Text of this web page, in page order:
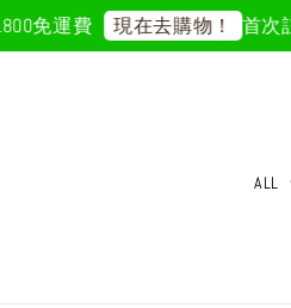
運費 現在去購物！ 首次註冊
ALL